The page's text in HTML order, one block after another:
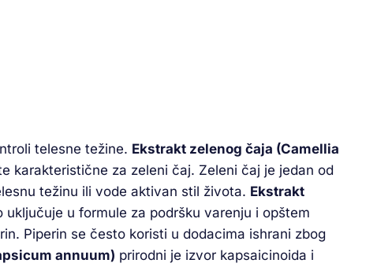
telesne težine. Ekstrakt zelenog čaja (Camellia
karakteristične za zeleni čaj. Zeleni čaj je jedan od
težinu ili vode aktivan stil života. Ekstrakt
u formule za podršku varenju i opštem
Piperin se često koristi u dodacima ishrani zbog
annuum) prirodni je izvor kapsaicinoida i